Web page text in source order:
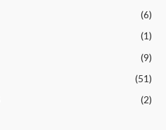
(6)
(1)
(9)
(51)
(2)